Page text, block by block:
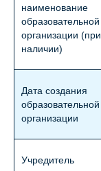
наименование
образовательной
организации (при
наличии)
Дата создания
образовательной
организации
Учредитель